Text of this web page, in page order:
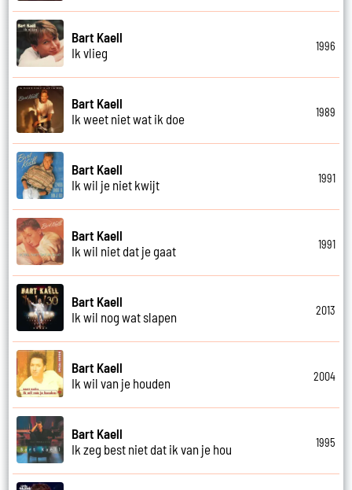
Bart Kaell
Ik vlieg
1996
Bart Kaell
Ik weet niet wat ik doe
1989
Bart Kaell
Ik wil je niet kwijt
1991
Bart Kaell
Ik wil niet dat je gaat
1991
Bart Kaell
Ik wil nog wat slapen
2013
Bart Kaell
Ik wil van je houden
2004
Bart Kaell
Ik zeg best niet dat ik van je hou
1995